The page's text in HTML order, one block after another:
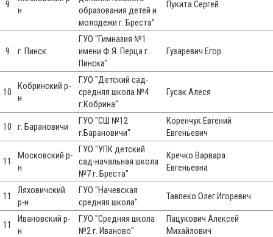
9
н
образования детей и
молодежи г. Бреста"
Пукита Сергей
9 г. Пинск
ГУО "Гимназия №1
имени Ф.Я. Перца г.
Пинска"
Гузаревич Егор
10
Кобринский р-
н
ГУО "Детский сад-
средняя школа №4
г.Кобрина"
Гусак Алеся
10 г. Барановичи
ГУО "СШ №12
г.Барановичи"
Коренчук Евгений
Евгеньевич
11
Московский р-
н
ГУО "УПК детский
сад-начальная школа
№7 г. Бреста"
Кречко Варвара
Евгеньевна
11
Ляховичский
р-н
ГУО "Начевская
средняя школа"
Тавпеко Олег Игоревич
11
Ивановский р-
н
ГУО "Средняя школа
№2 г. Иваново"
Пацукович Алексей
Михайлович